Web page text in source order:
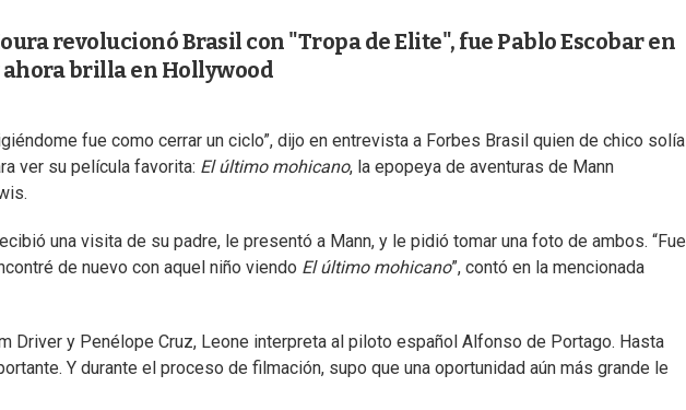
revolucionó Brasil con "Tropa de Elite", fue Pablo Escobar en
ahora brilla en Hollywood
fue como cerrar un ciclo”, dijo en entrevista a Forbes Brasil quien de chico solía
ver su película favorita: El último mohicano, la epopeya de aventuras de Mann
una visita de su padre, le presentó a Mann, y le pidió tomar una foto de ambos. “Fue
de nuevo con aquel niño viendo El último mohicano”, contó en la mencionada
Driver y Penélope Cruz, Leone interpreta al piloto español Alfonso de Portago. Hasta
Y durante el proceso de filmación, supo que una oportunidad aún más grande le